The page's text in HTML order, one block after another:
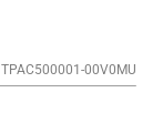
TPAC500001-00V0MU